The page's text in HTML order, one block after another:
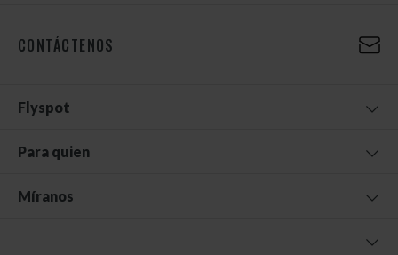
CONTÁCTENOS
Flyspot
Para quien
Míranos